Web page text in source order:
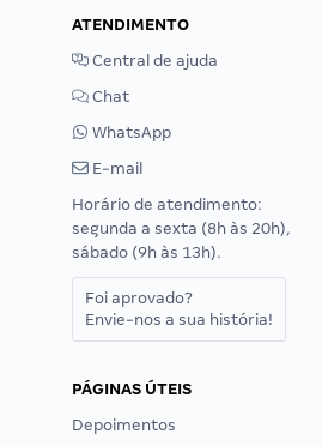
ATENDIMENTO
Central de ajuda
Chat
WhatsApp
E-mail
Horário de atendimento:
segunda a sexta (8h às 20h),
sábado (9h às 13h).
Foi aprovado?
Envie-nos a sua história!
PÁGINAS ÚTEIS
Depoimentos